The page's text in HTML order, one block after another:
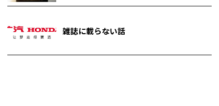
雑誌に載らない話